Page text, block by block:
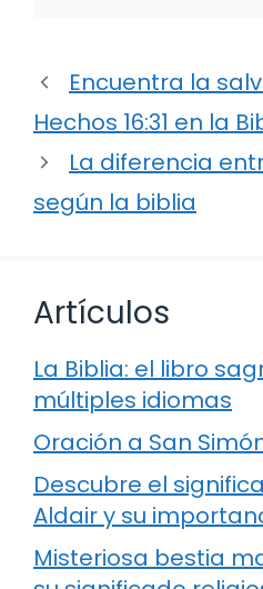
Encuentra la
Hechos 16:31 en la
La diferencia
según la biblia
Artículos
La Biblia: el libro
múltiples idiomas
Oración a San
Descubre el
Aldair y su
Misteriosa bestia